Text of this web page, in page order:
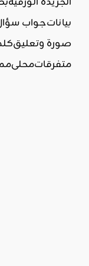
بياناتجواب
صورة وتعليق
متفرقاتمحلي